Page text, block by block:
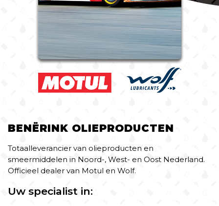
BENËRINK OLIEPRODUCTEN
Totaalleverancier van olieproducten en
smeermiddelen in Noord-, West- en Oost Nederland.
Officieel dealer van Motul en Wolf.
Uw specialist in: